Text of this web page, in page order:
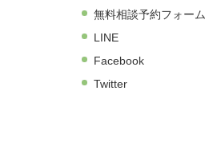
無料相談予約フォーム
LINE
Facebook
Twitter